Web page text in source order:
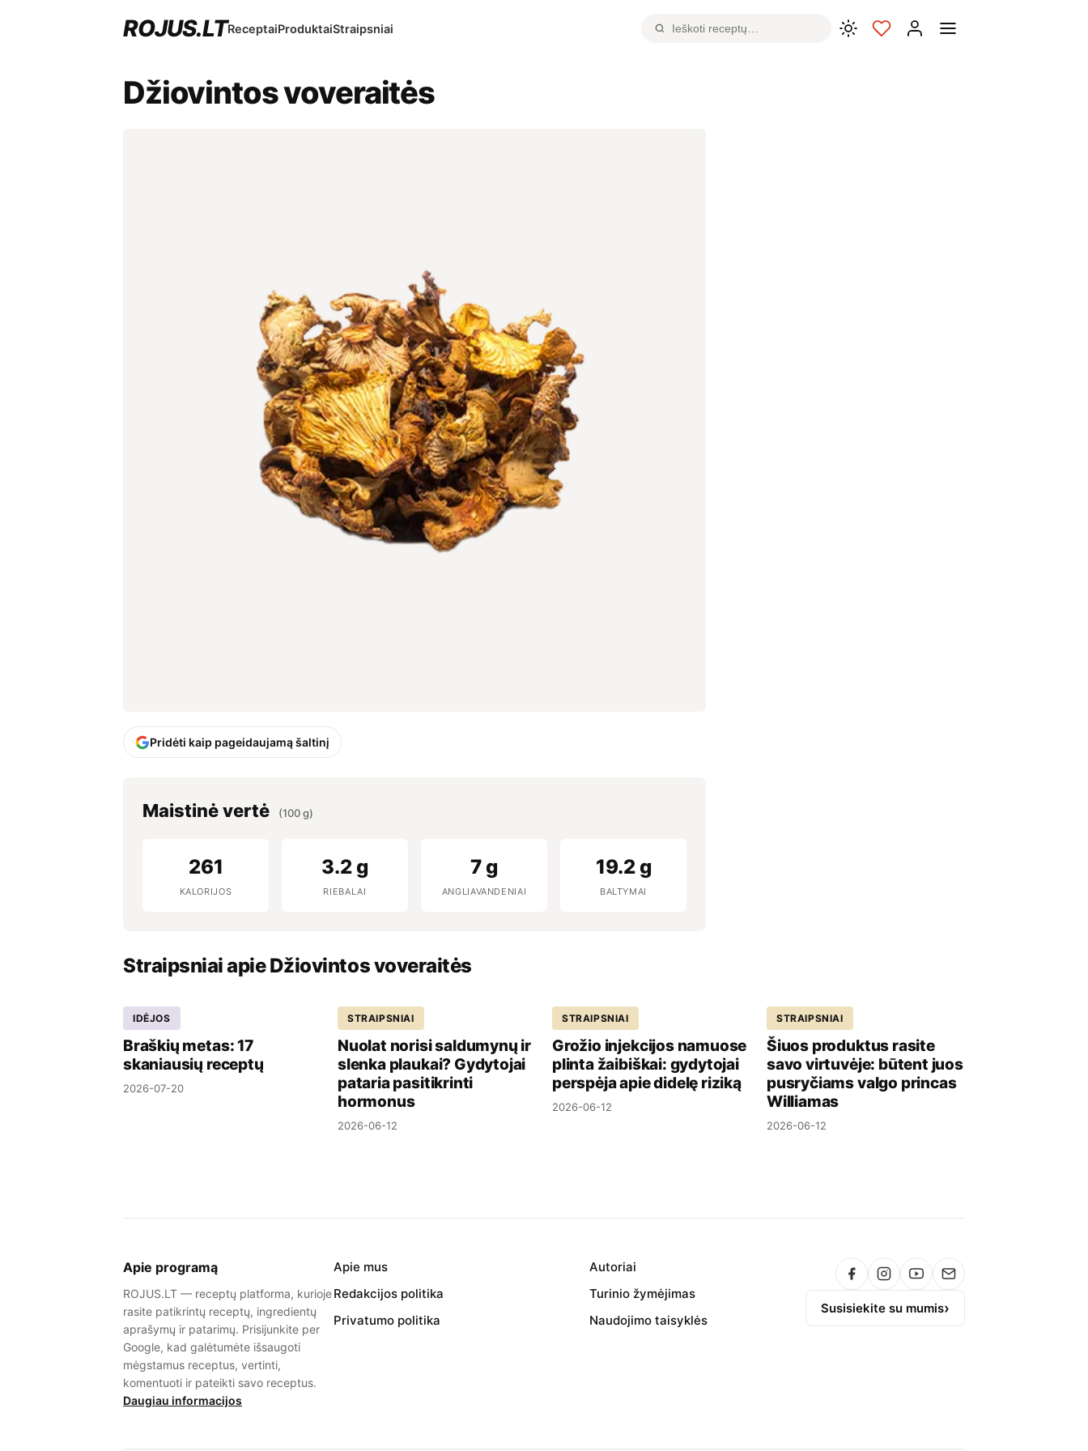
ROJUS.LTReceptaiProduktaiStraipsniai
Džiovintos voveraitės
Pridėti kaip pageidaujamą šaltinį
Maistinė vertė (100 g)
261
KALORIJOS
3.2 g
RIEBALAI
7 g
ANGLIAVANDENIAI
19.2 g
BALTYMAI
Straipsniai apie Džiovintos voveraitės
IDĖJOS
Braškių metas: 17
skaniausių receptų
2026-07-20
STRAIPSNIAI
Nuolat norisi saldumynų ir
slenka plaukai? Gydytojai
pataria pasitikrinti
hormonus
2026-06-12
STRAIPSNIAI
Grožio injekcijos namuose
plinta žaibiškai: gydytojai
perspėja apie didelę riziką
2026-06-12
STRAIPSNIAI
Šiuos produktus rasite
savo virtuvėje: būtent juos
pusryčiams valgo princas
Williamas
2026-06-12
Apie programą
ROJUS.LT — receptų platforma, kurioje
rasite patikrintų receptų, ingredientų
aprašymų ir patarimų. Prisijunkite per
Google, kad galėtumėte išsaugoti
mėgstamus receptus, vertinti,
komentuoti ir pateikti savo receptus.
Daugiau informacijos
Apie mus
Autoriai
Redakcijos politika
Turinio žymėjimas
Privatumo politika
Naudojimo taisyklės
Susisiekite su mumis